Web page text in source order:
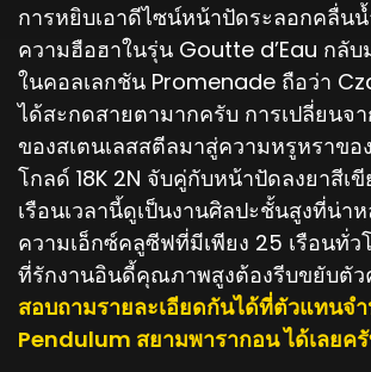
การหยิบเอาดีไซน์หน้าปัดระลอกคลื่นน้
ความฮือฮาในรุ่น Goutte d’Eau กลั
ในคอลเลกชัน Promenade ถือว่า
ได้สะกดสายตามากครับ การเปลี่ยนจ
ของสเตนเลสสตีลมาสู่ความหรูหราขอ
โกลด์ 18K 2N จับคู่กับหน้าปัดลงยาสีเ
เรือนเวลานี้ดูเป็นงานศิลปะชั้นสูงที่น่า
ความเอ็กซ์คลูซีฟที่มีเพียง 25 เรือนทั่
ที่รักงานอินดี้คุณภาพสูงต้องรีบขยับตัว
สอบถามรายละเอียดกันได้ที่ตัวแทนจำ
Pendulum สยามพารากอน ได้เลยค